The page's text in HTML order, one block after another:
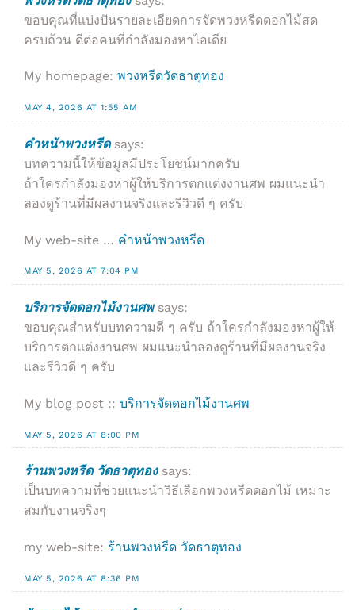
ขอบคุณที่แบ่งปันรายละเอียดการจัดพวงหรีดดอกไม้สด
ครบถ้วน ดีต่อคนที่กำลังมองหาไอเดีย
My homepage: พวงหรีดวัดธาตุทอง
MAY 4, 2026 AT 1:55 AM
คําหน้าพวงหรีด says:
บทความนี้ให้ข้อมูลมีประโยชน์มากครับ
ถ้าใครกำลังมองหาผู้ให้บริการตกแต่งงานศพ ผมแนะนำ
ลองดูร้านที่มีผลงานจริงและรีวิวดี ๆ ครับ
My web-site … คําหน้าพวงหรีด
MAY 5, 2026 AT 7:04 PM
บริการจัดดอกไม้งานศพ says:
ขอบคุณสำหรับบทความดี ๆ ครับ ถ้าใครกำลังมองหาผู้ให้
บริการตกแต่งงานศพ ผมแนะนำลองดูร้านที่มีผลงานจริง
และรีวิวดี ๆ ครับ
My blog post :: บริการจัดดอกไม้งานศพ
MAY 5, 2026 AT 8:00 PM
ร้านพวงหรีด วัดธาตุทอง says:
เป็นบทความที่ช่วยแนะนำวิธีเลือกพวงหรีดดอกไม้ เหมาะ
สมกับงานจริงๆ
my web-site: ร้านพวงหรีด วัดธาตุทอง
MAY 5, 2026 AT 8:36 PM